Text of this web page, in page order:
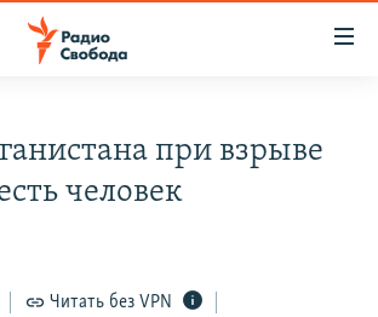
при взрыве
человек
Читать без VPN